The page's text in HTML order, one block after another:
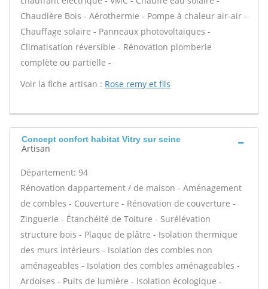
Chaudière Bois - Aérothermie - Pompe à chaleur air-air -
Chauffage solaire - Panneaux photovoltaïques -
Climatisation réversible - Rénovation plomberie
complète ou partielle -
Voir la fiche artisan : Rose remy et fils
Concept confort habitat Vitry sur seine
Artisan
Département: 94
Rénovation dappartement / de maison - Aménagement
de combles - Couverture - Rénovation de couverture -
Zinguerie - Étanchéité de Toiture - Surélévation
structure bois - Plaque de plâtre - Isolation thermique
des murs intérieurs - Isolation des combles non
aménageables - Isolation des combles aménageables -
Ardoises - Puits de lumière - Isolation écologique -